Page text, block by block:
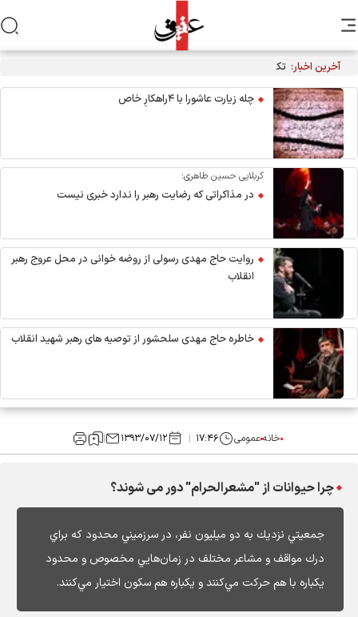
آخرین اخبار: تکذیب نقل قول منتسب به رهبر انقلاب از سوی دفتر معظم‌له
چله زیارت عاشورا با ۴راهکارِ خاص
کربلایی حسین طاهری:
در مذاکراتی که رضایت رهبر را ندارد خبری نیست
روایت حاج مهدی رسولی از روضه خوانی در محل عروج رهبر
انقلاب
خاطره حاج مهدی سلحشور از توصیه های رهبر شهید انقلاب
خانهعمومی ۱۷:۴۶ ۱۳۹۳/۰۷/۱۲
چرا حیوانات از "مشعرالحرام" دور می شوند؟
جمعيتي نزديك به دو ميليون نفر، در سرزميني محدود كه براي
درك مواقف و مشاعر مختلف در زمان‌هايي مخصوص و محدود
يكباره با هم حركت مي‌كنند و يكباره هم سكون اختيار مي‌كنند.